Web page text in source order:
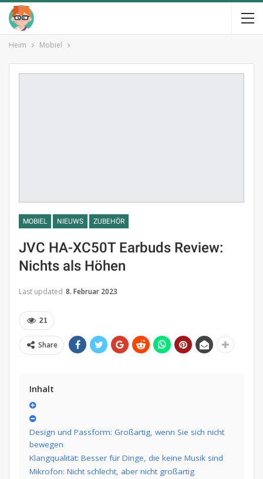
Heim Mobiel
MOBIEL NIEUWS ZUBEHÖR
JVC HA-XC50T Earbuds Review:
Nichts als Höhen
Last updated 8. Februar 2023
21
Share
Inhalt
Design und Passform: Großartig, wenn Sie sich nicht
bewegen
Klangqualität: Besser für Dinge, die keine Musik sind
Mikrofon: Nicht schlecht, aber nicht großartig